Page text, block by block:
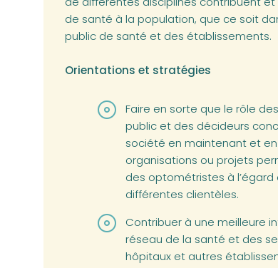
de santé à la population, que ce soit
public de santé et des établissements.
Orientations et stratégies
Faire en sorte que le rôle
public et des décideurs
société en maintenant et
organisations ou projets
des optométristes à
différentes clientèles.
Contribuer à une meilleure
réseau de la santé et des
hôpitaux et autres